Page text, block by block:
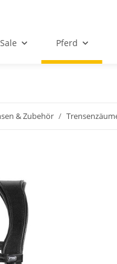
Sale Pferd
& Zubehör